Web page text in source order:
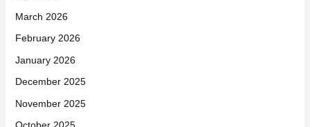
March 2026
February 2026
January 2026
December 2025
November 2025